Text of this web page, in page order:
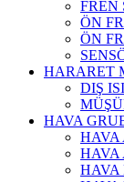
FREN
ÖN
ÖN
HARARET
DIŞ
HAVA
HAVA
HAVA
HAVA